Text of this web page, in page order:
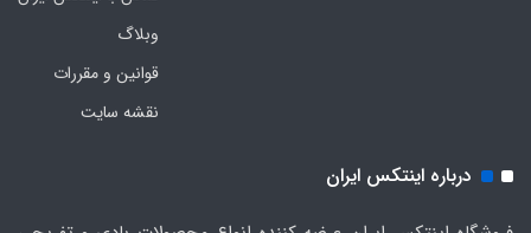
وبلاگ
قوانین و مقررات
نقشه سایت
درباره اینتکس ایران